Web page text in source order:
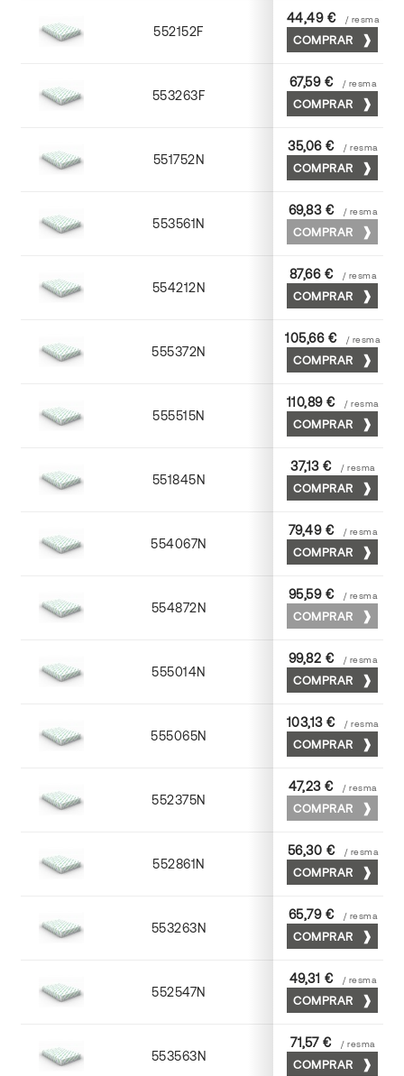
552152F 52 x 70
44,49 € / resma
COMPRAR
553263F 63 x 88
67,59 € / resma
COMPRAR
551752N 52 x 70
35,06 € / resma
COMPRAR
553561N 63 x 88
69,83 € / resma
COMPRAR
554212N 72 x 102
87,66 € / resma
COMPRAR
555372N 70 x 100
105,66 € / resma
COMPRAR
555515N 72 x 102
110,89 € / resma
COMPRAR
551845N 45 x 64
37,13 € / resma
COMPRAR
554067N 65 x 90
79,49 € / resma
COMPRAR
554872N 70 x 100
95,59 € / resma
COMPRAR
555014N 72 x 102
99,82 € / resma
COMPRAR
555065N 65 x 90
103,13 € / resma
COMPRAR
552375N 75 x 53
47,23 € / resma
COMPRAR
552861N 63 x 88
56,30 € / resma
COMPRAR
553263N 63 x 88
65,79 € / resma
COMPRAR
552547N 45 x 64
49,31 € / resma
COMPRAR
553563N 63 x 88
71,57 € / resma
COMPRAR